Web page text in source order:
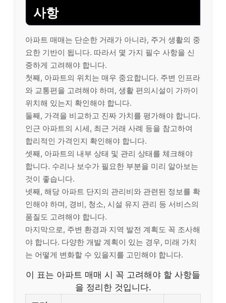
사항
아파트 매매는 단순한 거래가 아니라, 주거 생활의 중
요한 기반이 됩니다. 따라서 몇 가지 필수 사항을 신
중하게 고려해야 합니다.
첫째, 아파트의 위치는 매우 중요합니다. 주변 인프라
와 교통편을 고려해야 하며, 생활 편의시설이 가까이
위치해 있는지 확인해야 합니다.
둘째, 가격을 비교하고 진짜 가치를 평가해야 합니다.
인근 아파트의 시세, 최근 거래 사례 등을 참고하여
합리적인 가격인지 확인해야 합니다.
셋째, 아파트의 내부 상태 및 관리 상태를 체크해야
합니다. 수리나 보수가 필요한 부분을 미리 알아보는
것이 좋습니다.
넷째, 해당 아파트 단지의 관리비와 관련된 정보를 확
인해야 하며, 경비, 청소, 시설 유지 관리 등 서비스의
품질도 고려해야 합니다.
마지막으로, 주변 환경과 지역 발전 계획도 꼭 조사해
야 합니다. 다양한 개발 계획이 있는 경우, 미래 가치
는 어떻게 변화할 수 있을지를 고민해야 합니다.
이 표는 아파트 매매 시 꼭 고려해야 할 사항들
을 정리한 것입니다.